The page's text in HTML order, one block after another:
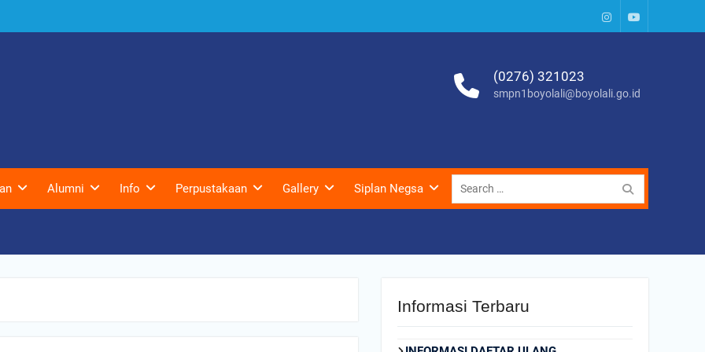
Instagram
Youtube
(0276) 321023
smpn1boyolali@boyolali.go.id
Alumni Info Perpustakaan Gallery Siplan Negsa
Search
for:
Informasi Terbaru